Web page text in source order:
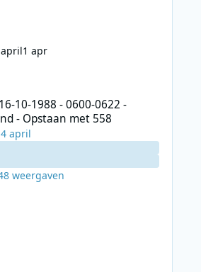
1 apr
10-1988 - 0600-0622 -
- Opstaan met 558
4 april
weergaven